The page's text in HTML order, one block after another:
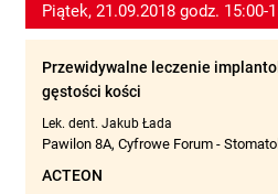
Piątek, 21.09.2018 godz. 15:00-
Przewidywalne leczenie
gęstości kości
Lek. dent. Jakub Łada
Pawilon 8A, Cyfrowe Forum -
ACTEON